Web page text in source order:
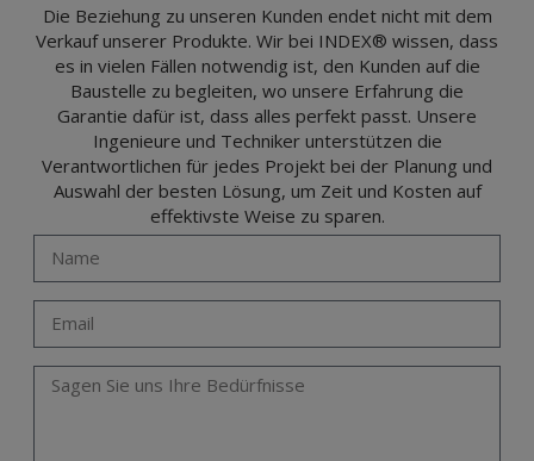
Portalada II | c/ Segador 13, 26006 | Logroño (La Rioja).
Die Beziehung zu unseren Kunden endet nicht mit dem
Verkauf unserer Produkte. Wir bei INDEX® wissen, dass
es in vielen Fällen notwendig ist, den Kunden auf die
Baustelle zu begleiten, wo unsere Erfahrung die
Garantie dafür ist, dass alles perfekt passt. Unsere
Ingenieure und Techniker unterstützen die
Verantwortlichen für jedes Projekt bei der Planung und
Auswahl der besten Lösung, um Zeit und Kosten auf
effektivste Weise zu sparen.